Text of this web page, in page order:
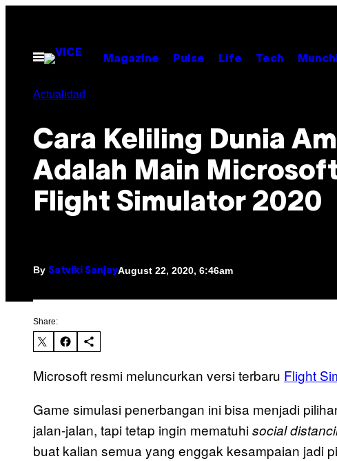
contentOpen
Menu
Magazine Pulse Life Tech
Actualidad
Cara Keliling Dunia
Adalah Main
Flight Simulator 2020
By Satviki SanjayAugust 22, 2020, 6:46am
Share:
Microsoft resmi meluncurkan versi terbaru Flight
Game simulasi penerbangan ini bisa menjadi
jalan-jalan, tapi tetap ingin mematuhisocial
buat kalian semua yang enggak kesampaian jadi